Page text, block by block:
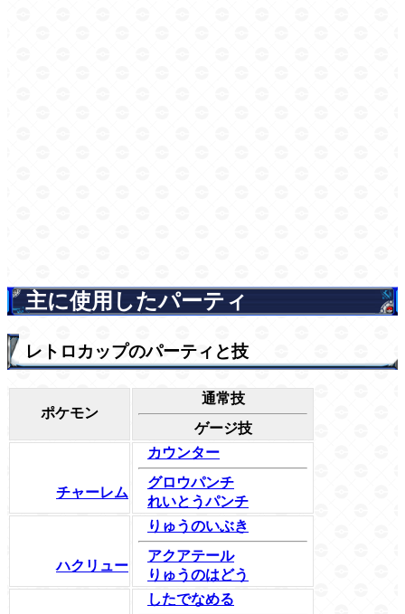
主に使用したパーティ
レトロカップのパーティと技
ポケモン
通常技
ゲージ技
チャーレム
カウンター
グロウパンチ
れいとうパンチ
ハクリュー
りゅうのいぶき
アクアテール
りゅうのはどう
したでなめる